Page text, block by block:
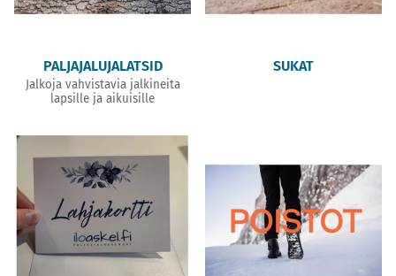
PALJAJALUJALATSID
Jalkoja vahvistavia jalkineita
lapsille ja aikuisille
SUKAT